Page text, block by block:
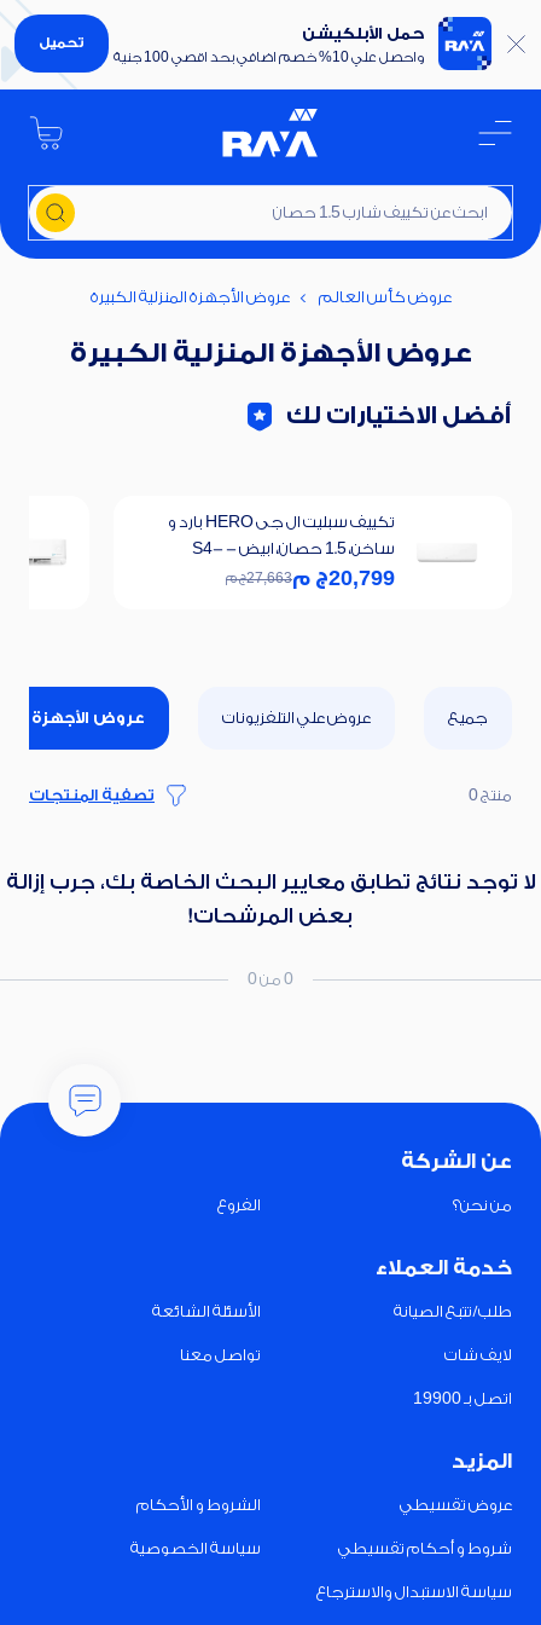
حمل الأبلكيشن
واحصل علي 10% خصم اضافي بحد اقصي 100 جنية
تحميل
ابحث عن تكييف شارب 1.5 حصان
عروض كأس العالم عروض الأجهزة المنزلية الكبيرة
عروض الأجهزة المنزلية الكبيرة
أفضل الاختيارات لك
تكييف سبليت ال جى HERO بارد و
ساخن، 1.5 حصان، ابيض - S4-
H12RZAAA
20,799ج م27,663ج م
جميع عروض علي التلفزيونات عروض الأجهزة
منتج 0 تصفية المنتجات
لا توجد نتائج تطابق معايير البحث الخاصة بك، جرب إزالة
بعض المرشحات!
0 من 0
عن الشركة
من نحن؟ الفروع
خدمة العملاء
طلب/تتبع الصيانة الأسئلة الشائعة
لايف شات تواصل معنا
اتصل بـ 19900
المزيد
عروض تقسيطي الشروط و الأحكام
شروط و أحكام تقسيطي سياسة الخصوصية
سياسة الاستبدال والاسترجاع